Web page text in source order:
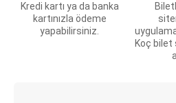
Kredi kartı ya da banka
kartınızla ödeme
yapabilirsiniz.
Koç bilet